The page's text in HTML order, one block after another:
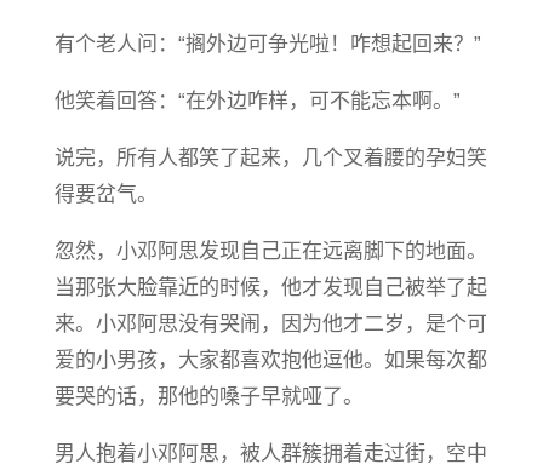
有个老人问：“搁外边可争光啦！咋想起回来？”
他笑着回答：“在外边咋样，可不能忘本啊。”
说完，所有人都笑了起来，几个叉着腰的孕妇笑
得要岔气。
忽然，小邓阿思发现自己正在远离脚下的地面。
当那张大脸靠近的时候，他才发现自己被举了起
来。小邓阿思没有哭闹，因为他才二岁，是个可
爱的小男孩，大家都喜欢抱他逗他。如果每次都
要哭的话，那他的嗓子早就哑了。
男人抱着小邓阿思，被人群簇拥着走过街，空中